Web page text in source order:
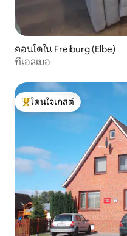
คอนโดใน Freiburg (Elbe)
ที่เอลเบอ
โดนใจเกสต์ที่สุด
โดนใจเกสต์